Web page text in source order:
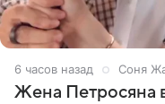
6 часов назад Соня
Жена Петросяна